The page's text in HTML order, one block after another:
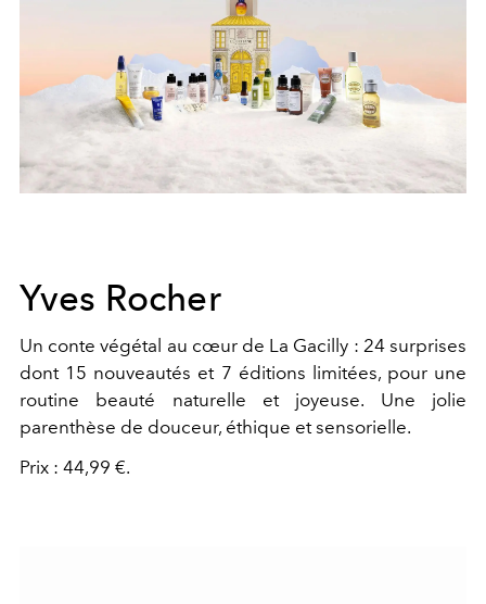
Yves Rocher
Un conte végétal au cœur de La Gacilly : 24 surprises
dont 15 nouveautés et 7 éditions limitées, pour une
routine beauté naturelle et joyeuse. Une jolie
parenthèse de douceur, éthique et sensorielle.
Prix : 44,99 €.